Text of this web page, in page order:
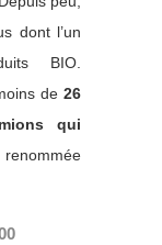
dont l’un
BIO.
de 26
qui